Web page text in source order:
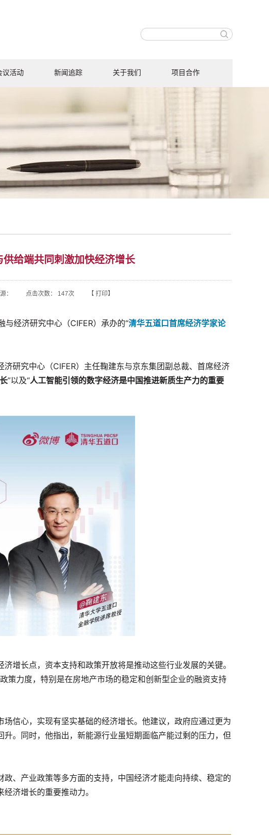
议活动 新闻追踪 关于我们 项目合作
给端共同刺激加快经济增长
： 点击次数： 147次 【 打印】
经济研究中心（CIFER）承办的“清华五道口首席经济学家论
研究中心（CIFER）主任鞠建东与京东集团副总裁、首席经济
”以及“人工智能引领的数字经济是中国推进新质生产力的重要
增长点，资本支持和政策开放将是推动这些行业发展的关键。
策力度，特别是在房地产市场的稳定和创新型企业的融资支持
信心，实现有坚实基础的经济增长。他建议，政府应通过更为
。同时，他指出，新能源行业虽短期面临产能过剩的压力，但
、产业政策等多方面的支持，中国经济才能走向持续、稳定的
济增长的重要推动力。